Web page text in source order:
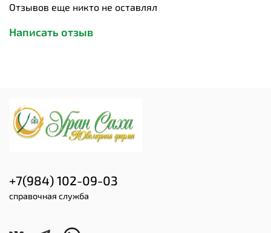
Отзывов еще никто не оставлял
Написать отзыв
+7(984) 102-09-03
справочная служба